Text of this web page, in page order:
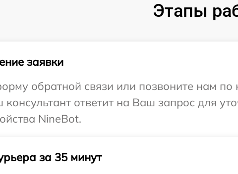
Этапы
заявки
обратной связи или позвоните нам по
ответит на Ваш запрос для
NineBot.
за 35 минут